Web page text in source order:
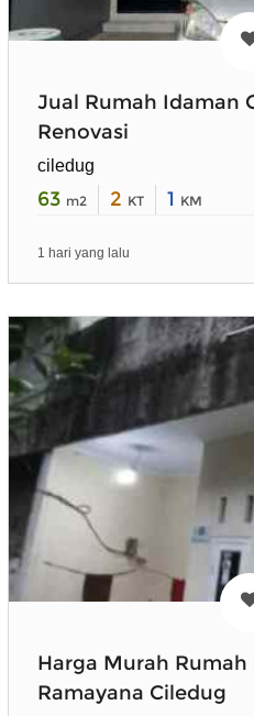
Jual Rumah Idaman
Renovasi
ciledug
63 m2 2 KT 1 KM
1 hari yang lalu
Harga Murah
Ramayana Ciledug